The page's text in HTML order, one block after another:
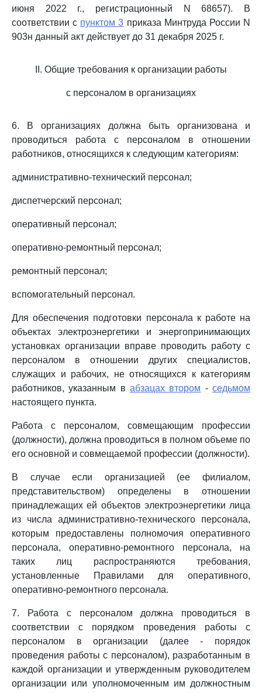
июня 2022 г., регистрационный N 68657). В
соответствии с пунктом 3 приказа Минтруда России N
903н данный акт действует до 31 декабря 2025 г.
II. Общие требования к организации работы
с персоналом в организациях
6. В организациях должна быть организована и
проводиться работа с персоналом в отношении
работников, относящихся к следующим категориям:
административно-технический персонал;
диспетчерский персонал;
оперативный персонал;
оперативно-ремонтный персонал;
ремонтный персонал;
вспомогательный персонал.
Для обеспечения подготовки персонала к работе на
объектах электроэнергетики и энергопринимающих
установках организации вправе проводить работу с
персоналом в отношении других специалистов,
служащих и рабочих, не относящихся к категориям
работников, указанным в абзацах втором -седьмом
настоящего пункта.
Работа с персоналом, совмещающим профессии
(должности), должна проводиться в полном объеме по
его основной и совмещаемой профессии (должности).
В случае если организацией (ее филиалом,
представительством) определены в отношении
принадлежащих ей объектов электроэнергетики лица
из числа административно-технического персонала,
которым предоставлены полномочия оперативного
персонала, оперативно-ремонтного персонала, на
таких лиц распространяются требования,
установленные Правилами для оперативного,
оперативно-ремонтного персонала.
7. Работа с персоналом должна проводиться в
соответствии с порядком проведения работы с
персоналом в организации (далее - порядок
проведения работы с персоналом), разработанным в
каждой организации и утвержденным руководителем
организации или уполномоченным им должностным